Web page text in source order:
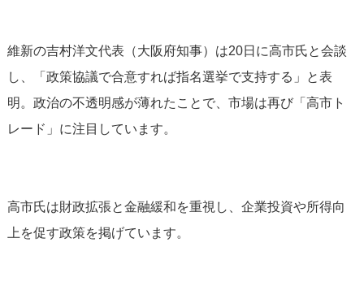
維新の吉村洋文代表（大阪府知事）は20日に高市氏と会談
し、「政策協議で合意すれば指名選挙で支持する」と表
明。政治の不透明感が薄れたことで、市場は再び「高市ト
レード」に注目しています。
高市氏は財政拡張と金融緩和を重視し、企業投資や所得向
上を促す政策を掲げています。